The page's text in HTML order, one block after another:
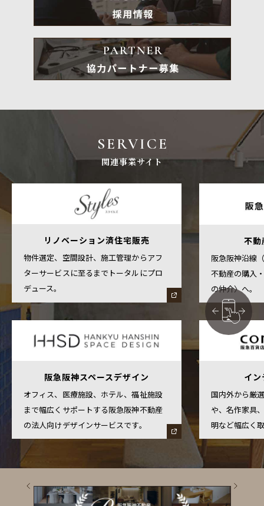
SERVICE
関連事業サイト
リノベーション済住宅販売
物件選定、空間設計、施工管理からアフ
ターサービスに至るまでトータルにプロ
デュース。
不動
阪急阪神沿線
不動産の購入
の仲介〉へ。
阪急阪神スペースデザイン
オフィス、医療施設、ホテル、福祉施設
まで幅広くサポートする阪急阪神不動産
の法人向けデザインサービスです。
イ
国内外から厳
や、名作家具
明など幅広く